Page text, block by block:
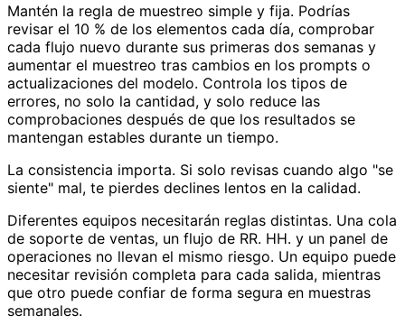
Mantén la regla de muestreo simple y fija. Podrías
revisar el 10 % de los elementos cada día, comprobar
cada flujo nuevo durante sus primeras dos semanas y
aumentar el muestreo tras cambios en los prompts o
actualizaciones del modelo. Controla los tipos de
errores, no solo la cantidad, y solo reduce las
comprobaciones después de que los resultados se
mantengan estables durante un tiempo.
La consistencia importa. Si solo revisas cuando algo "se
siente" mal, te pierdes declines lentos en la calidad.
Diferentes equipos necesitarán reglas distintas. Una cola
de soporte de ventas, un flujo de RR. HH. y un panel de
operaciones no llevan el mismo riesgo. Un equipo puede
necesitar revisión completa para cada salida, mientras
que otro puede confiar de forma segura en muestras
semanales.